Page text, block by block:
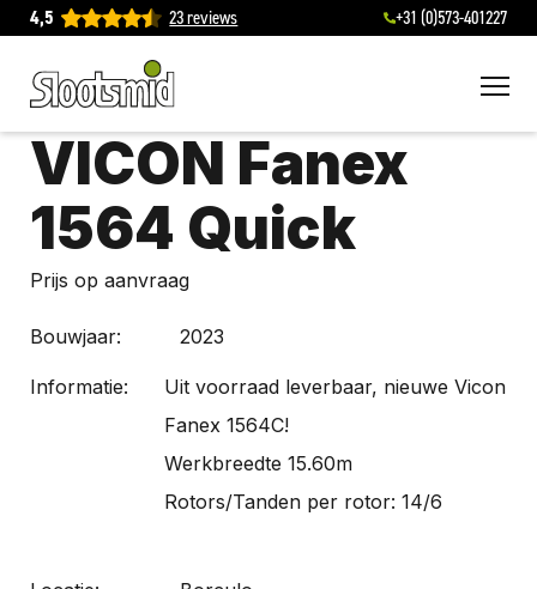
4,5 23 reviews +31 (0)573-401227
VICON Fanex
1564 Quick
Prijs op aanvraag
Bouwjaar: 2023
Informatie:
Uit voorraad leverbaar, nieuwe Vicon
Fanex 1564C!
Werkbreedte 15.60m
Rotors/Tanden per rotor: 14/6